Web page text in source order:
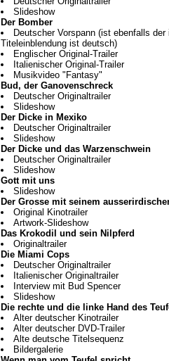
Slideshow
Der Bomber
Deutscher Vorspann (ist ebenfalls
Titeleinblendung ist deutsch)
Englischer Original-Trailer
Italienischer Original-Trailer
Musikvideo "Fantasy"
Bud, der Ganovenschreck
Deutscher Originaltrailer
Slideshow
Der Dicke in Mexiko
Deutscher Originaltrailer
Slideshow
Der Dicke und das Warzenschwein
Deutscher Originaltrailer
Slideshow
Gott mit uns
Slideshow
Der Grosse mit seinem
Original Kinotrailer
Artwork-Slideshow
Das Krokodil und sein Nilpferd
Originaltrailer
Die Miami Cops
Deutscher Originaltrailer
Italienischer Originaltrailer
Interview mit Bud Spencer
Slideshow
Die rechte und die linke Hand des
Alter deutscher Kinotrailer
Alter deutscher DVD-Trailer
Alte deutsche Titelsequenz
Bildergalerie